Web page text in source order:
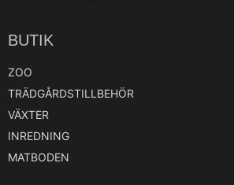
BUTIK
ZOO
TRÄDGÅRDSTILLBEHÖR
VÄXTER
INREDNING
MATBODEN